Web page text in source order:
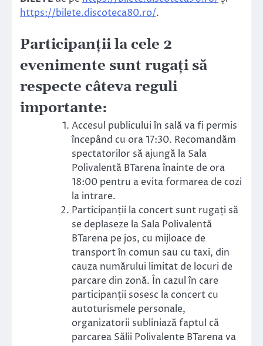
https://bilete.discoteca80.ro/.
Participanții la cele 2
evenimente sunt rugați să
respecte câteva reguli
importante:
Accesul publicului în sală va fi permis
începând cu ora 17:30. Recomandăm
spectatorilor să ajungă la Sala
Polivalentă BTarena înainte de ora
18:00 pentru a evita formarea de cozi
la intrare.
Participanții la concert sunt rugați să
se deplaseze la Sala Polivalentă
BTarena pe jos, cu mijloace de
transport în comun sau cu taxi, din
cauza numărului limitat de locuri de
parcare din zonă. În cazul în care
participanții sosesc la concert cu
autoturismele personale,
organizatorii subliniază faptul că
parcarea Sălii Polivalente BTarena va